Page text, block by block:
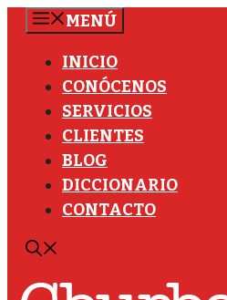
Saltar
contenido
MENÚ
INICIO
CONÓCENOS
SERVICIOS
CLIENTES
BLOG
DICCIONARIO
CONTACTO